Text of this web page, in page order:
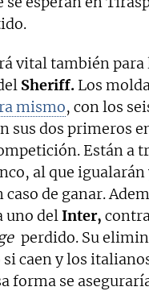
vital también para
Sheriff. Los
mismo, con los
sus dos primeros
Están a
al que igualarán
caso de ganar.
uno delInter,
perdido. Su
si caen y los
forma se